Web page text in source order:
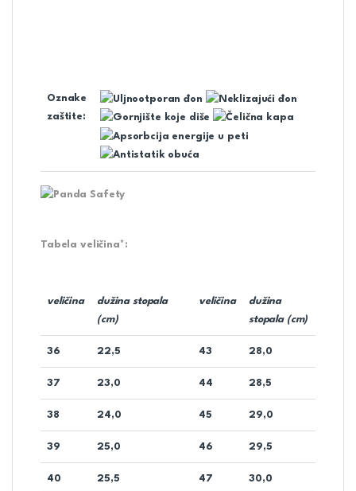
Oznake
zaštite:
Tabela veličina*:
veličina
dužina stopala
(cm)
veličina
dužina
stopala (cm)
36 22,5 43 28,0
37 23,0 44 28,5
38 24,0 45 29,0
39 25,0 46 29,5
40 25,5 47 30,0